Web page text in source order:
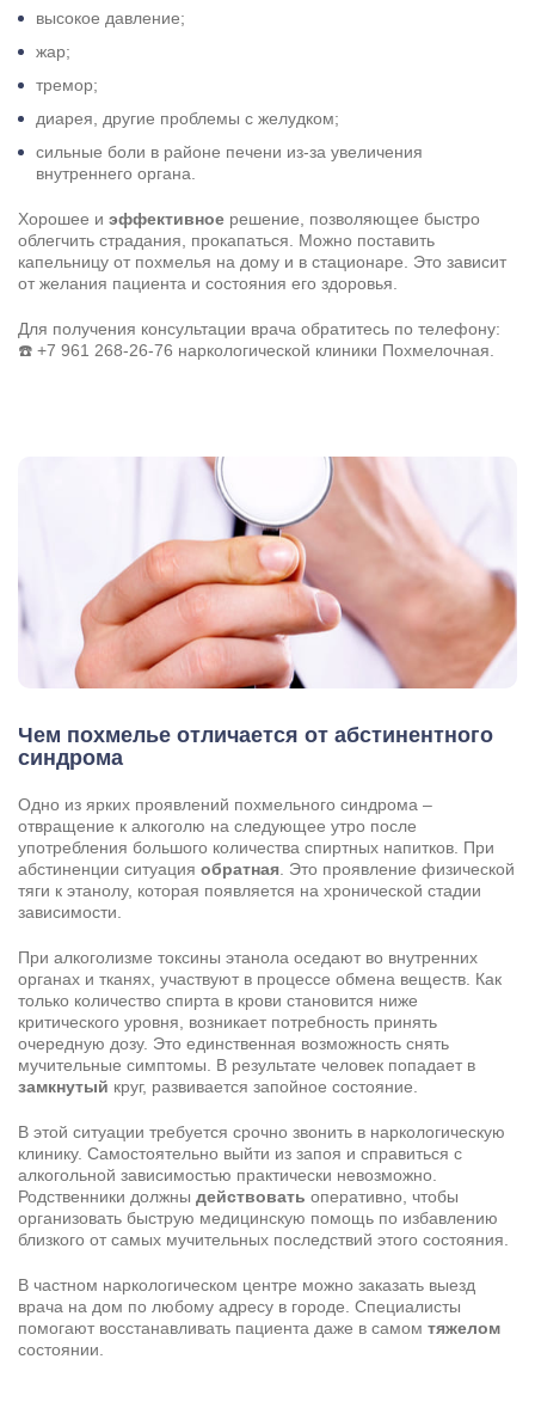
высокое давление;
жар;
тремор;
диарея, другие проблемы с желудком;
сильные боли в районе печени из-за увеличения
внутреннего органа.
Хорошее и эффективное решение, позволяющее быстро
облегчить страдания, прокапаться. Можно поставить
капельницу от похмелья на дому и в стационаре. Это зависит
от желания пациента и состояния его здоровья.
Для получения консультации врача обратитесь по телефону:
☎️ +7 961 268-26-76 наркологической клиники Похмелочная.
Чем похмелье отличается от абстинентного
синдрома
Одно из ярких проявлений похмельного синдрома –
отвращение к алкоголю на следующее утро после
употребления большого количества спиртных напитков. При
абстиненции ситуация обратная . Это проявление физической
тяги к этанолу, которая появляется на хронической стадии
зависимости.
При алкоголизме токсины этанола оседают во внутренних
органах и тканях, участвуют в процессе обмена веществ. Как
только количество спирта в крови становится ниже
критического уровня, возникает потребность принять
очередную дозу. Это единственная возможность снять
мучительные симптомы. В результате человек попадает в
замкнутый круг, развивается запойное состояние.
В этой ситуации требуется срочно звонить в наркологическую
клинику. Самостоятельно выйти из запоя и справиться с
алкогольной зависимостью практически невозможно.
Родственники должны действовать оперативно, чтобы
организовать быструю медицинскую помощь по избавлению
близкого от самых мучительных последствий этого состояния.
В частном наркологическом центре можно заказать выезд
врача на дом по любому адресу в городе. Специалисты
помогают восстанавливать пациента даже в самом тяжелом
состоянии.
Нажимая кнопку я соглашаюсь с
ипользовательским соглашением
Вызвать специалиста
Результаты поиска (0)
Нажимая кнопку я соглашаюсь с
и
пользовательским соглашением
Отправить